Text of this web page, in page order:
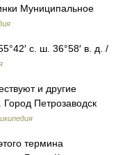
Муниципальное
с. ш. 36°58′ в. д. /
и другие
Петрозаводск
термина